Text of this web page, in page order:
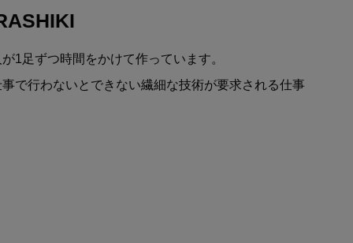
1足ずつ時間をかけて作っています。
で行わないとできない繊細な技術が要求される仕事